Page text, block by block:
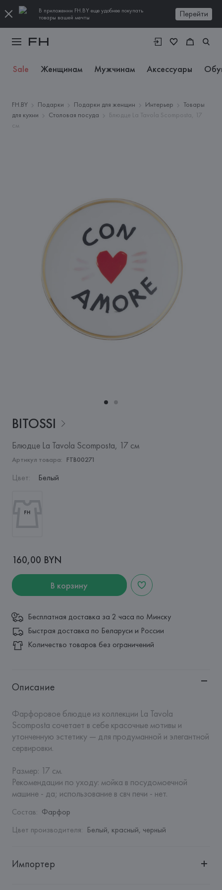
В приложении FH.BY еще удобнее покупать
товары вашей мечты
Перейти
Sale Женщинам Мужчинам Аксессуары
FH.BY Подарки Подарки для женщин Интерьер
Товары
для кухни
Столовая посуда
Блюдце La Tavola Scomposta, 17
см
BITOSSI
Блюдце La Tavola Scomposta, 17 см
Артикул товара: FTB00271
Цвет: Белый
160,00 BYN
В корзину
Бесплатная доставка за 2 часа по Минску
Быстрая доставка по Беларуси и России
Количество товаров без ограничений
Описание
Фарфоровое блюдце из коллекции La Tavola
Scomposta сочетает в себе красочные мотивы и
утонченную эстетику — для продуманной и элегантной
сервировки.
Размер: 17 см.
Рекомендации по уходу: мойка в посудомоечной
машине - да; использование в свч печи - нет.
Состав: Фарфор
Цвет производителя: Белый, красный, черный
Импортер